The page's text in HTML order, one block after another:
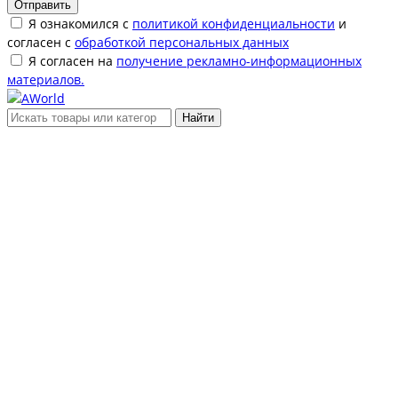
Отправить
Я ознакомился с политикой конфиденциальности и
согласен с обработкой персональных данных
Я согласен на получение рекламно-информационных
материалов.
Найти